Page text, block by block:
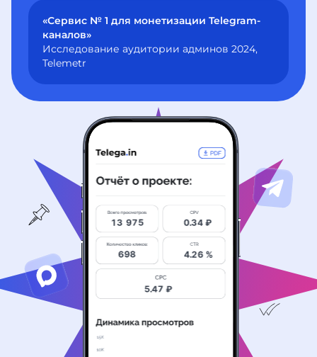
«Сервис № 1 для монетизации Telegram-
каналов»
Исследование аудитории админов 2024,
Telemetr